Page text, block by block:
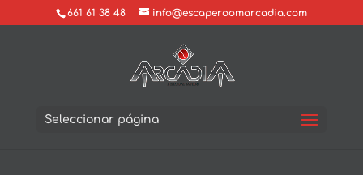
661 61 38 48 info@escaperoomarcadia.com
Seleccionar página